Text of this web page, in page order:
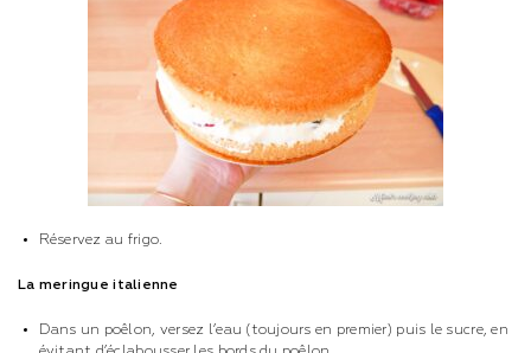
Réservez au frigo.
La meringue italienne
Dans un poêlon, versez l’eau (toujours en premier) puis le sucre, en